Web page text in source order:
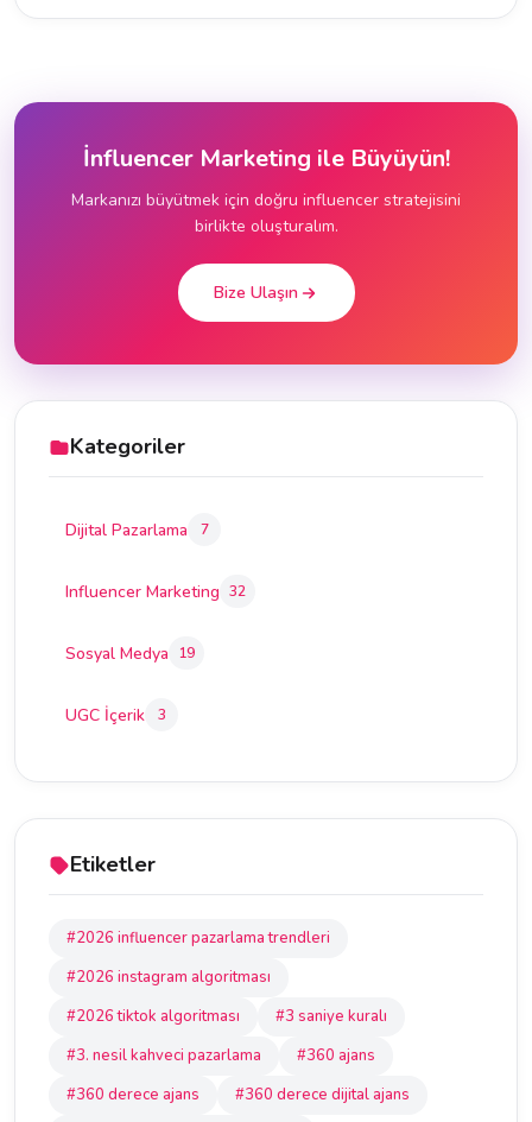
İnfluencer Marketing ile Büyüyün!
Markanızı büyütmek için doğru influencer stratejisini
birlikte oluşturalım.
Bize Ulaşın
Kategoriler
Dijital Pazarlama 7
Influencer Marketing 32
Sosyal Medya 19
UGC İçerik 3
Etiketler
#2026 influencer pazarlama trendleri
#2026 instagram algoritması
#2026 tiktok algoritması
#3 saniye kuralı
#3. nesil kahveci pazarlama
#360 ajans
#360 derece ajans
#360 derece dijital ajans